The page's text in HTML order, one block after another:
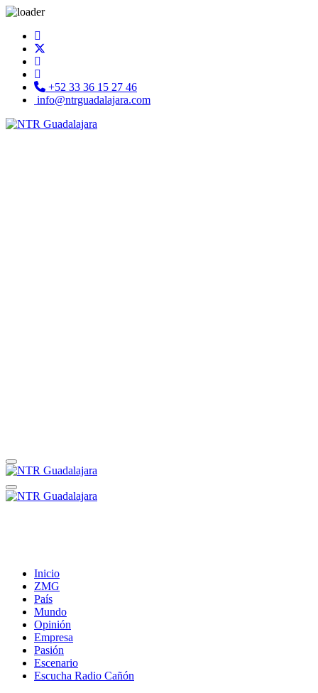
+52 33 36 15 27 46
info@ntrguadalajara.com
Inicio
ZMG
País
Mundo
Opinión
Empresa
Pasión
Escenario
Escucha Radio Cañón